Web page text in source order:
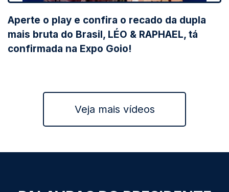
Aperte o play e confira o recado da dupla
mais bruta do Brasil, LÉO & RAPHAEL, tá
confirmada na Expo Goio!
Veja mais vídeos